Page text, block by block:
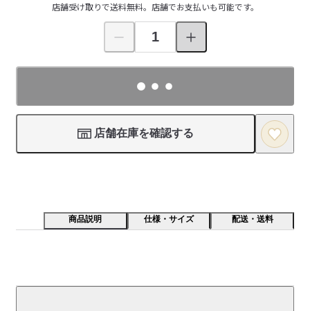
店舗受け取りで送料無料。店舗でお支払いも可能です。
店舗在庫を確認する
商品説明 仕様・サイズ 配送・送料